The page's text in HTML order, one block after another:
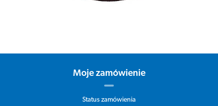
Moje zamówienie
Status zamówienia